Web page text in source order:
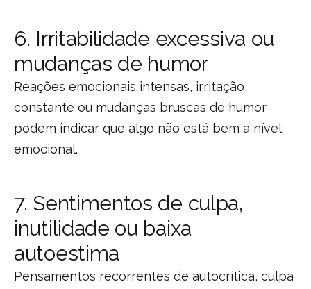
6. Irritabilidade excessiva ou
mudanças de humor
Reações emocionais intensas, irritação
constante ou mudanças bruscas de humor
podem indicar que algo não está bem a nível
emocional.
7. Sentimentos de culpa,
inutilidade ou baixa
autoestima
Pensamentos recorrentes de autocrítica, culpa